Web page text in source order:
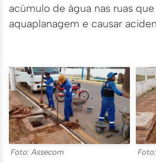
acúmulo de água nas ruas
aquaplanagem e causar
Foto: Assecom